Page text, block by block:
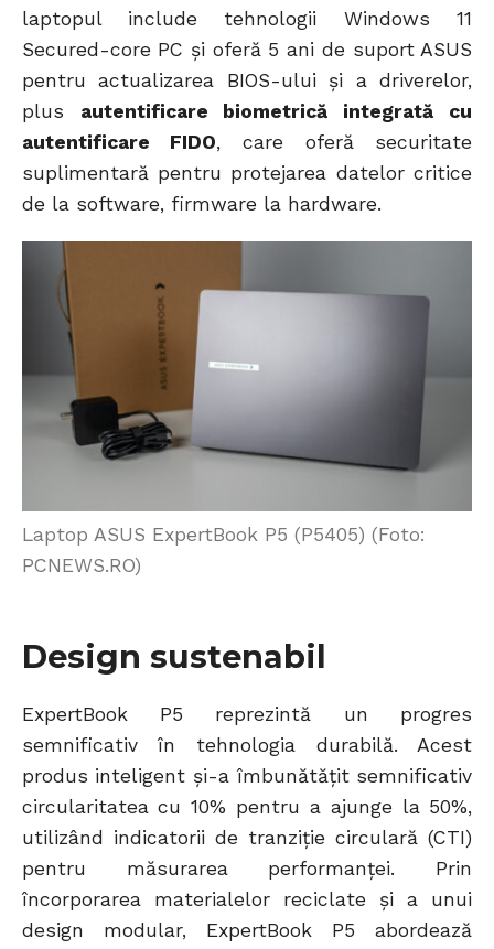
laptopul include tehnologii Windows 11
Secured-core PC și oferă 5 ani de suport ASUS
pentru actualizarea BIOS-ului și a driverelor,
plus autentificare biometrică integrată cu
autentificare FIDO, care oferă securitate
suplimentară pentru protejarea datelor critice
de la software, firmware la hardware.
Laptop ASUS ExpertBook P5 (P5405) (Foto:
PCNEWS.RO)
Design sustenabil
ExpertBook P5 reprezintă un progres
semnificativ în tehnologia durabilă. Acest
produs inteligent și-a îmbunătățit semnificativ
circularitatea cu 10% pentru a ajunge la 50%,
utilizând indicatorii de tranziție circulară (CTI)
pentru măsurarea performanței. Prin
încorporarea materialelor reciclate și a unui
design modular, ExpertBook P5 abordează